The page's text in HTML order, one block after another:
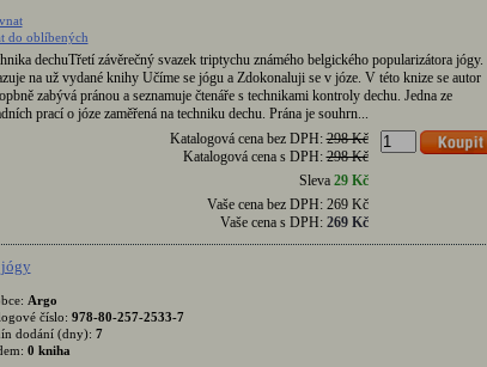
do oblíbených
dechuTřetí závěrečný svazek triptychu známého belgického popularizátora jógy.
na už vydané knihy Učíme se jógu a Zdokonaluji se v józe. V této knize se autor
zabývá pránou a seznamuje čtenáře s technikami kontroly dechu. Jedna ze
prací o józe zaměřená na techniku dechu. Prána je souhrn...
Katalogová cena bez DPH:298 Kč
Katalogová cena s DPH:298 Kč
Sleva 29 Kč
Vaše cena bez DPH: 269 Kč
Vaše cena s DPH: 269 Kč
jógy
Argo
číslo: 978-80-257-2533-7
dodání (dny): 7
0 kniha